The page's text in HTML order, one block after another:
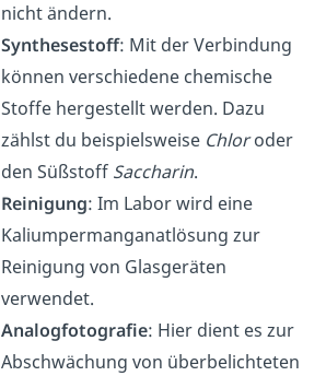
nicht ändern.
Synthesestoff: Mit der Verbindung
können verschiedene chemische
Stoffe hergestellt werden. Dazu
zählst du beispielsweise Chloroder
den Süßstoff Saccharin.
Reinigung: Im Labor wird eine
Kaliumpermanganatlösung zur
Reinigung von Glasgeräten
verwendet.
Analogfotografie: Hier dient es zur
Abschwächung von überbelichteten